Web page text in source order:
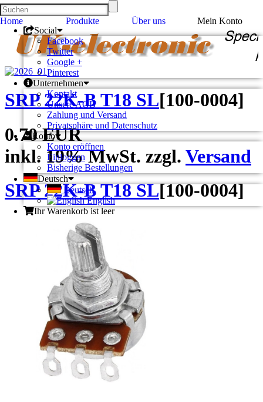
Social
Facebook
Twitter
Google +
Pinterest
Unternehmen
Kontakt
Unsere AGB
Zahlung und Versand
Privatsphäre und Datenschutz
Konto
Konto eröffnen
Einloggen
Bisherige Bestellungen
Deutsch
Deutsch
English
Ihr Warenkorb ist leer
Home Produkte Über uns Mein Konto
SRP 22K-B T18 SL[100-0004]
0.70 EUR
inkl. 19% MwSt. zzgl. Versand
SRP 22K-B T18 SL[100-0004]